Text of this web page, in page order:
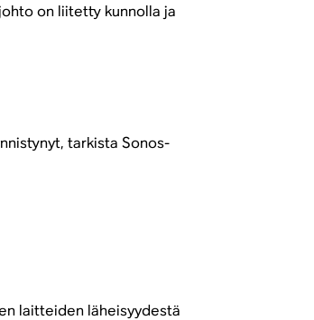
on liitetty kunnolla ja
tarkista Sonos-
laitteiden läheisyydestä